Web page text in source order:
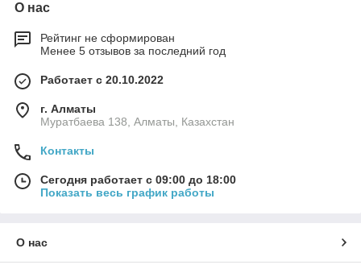
О нас
Рейтинг не сформирован
Менее 5 отзывов за последний год
Работает с 20.10.2022
г. Алматы
Муратбаева 138, Алматы, Казахстан
Контакты
Сегодня работает с 09:00 до 18:00
Показать весь график работы
О нас